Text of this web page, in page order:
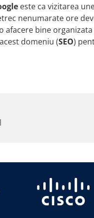
este ca vizitarea
nenumarate ore
afacere bine
domeniu (SEO)